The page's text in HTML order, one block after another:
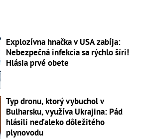
Explozívna hnačka v USA zabíja:
Nebezpečná infekcia sa rýchlo šíri!
Hlásia prvé obete
Typ dronu, ktorý vybuchol v
Bulharsku, využíva Ukrajina: Pád
hlásili neďaleko dôležitého
plynovodu